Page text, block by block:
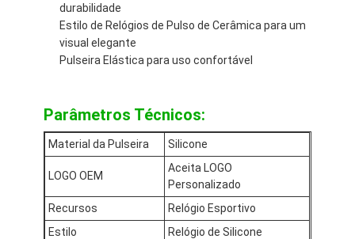
Relógio de pulso para crianças
Peças de reposição de relógios
durabilidade
Estilo de Relógios de Pulso de Cerâmica para um
visual elegante
Pulseira Elástica para uso confortável
Parâmetros Técnicos:
Material da Pulseira Silicone
LOGO OEM
Aceita LOGO
Personalizado
Recursos
Relógio Esportivo
Estilo
Relógio de Silicone